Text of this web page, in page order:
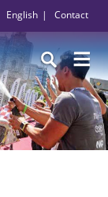
English Contact